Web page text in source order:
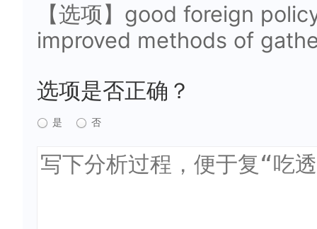
【选项】good foreign
improved methods of
选项是否正确？
是 否